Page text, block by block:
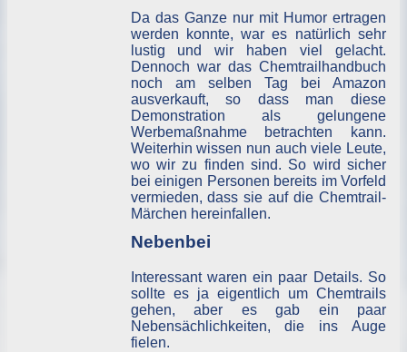
Da das Ganze nur mit Humor ertragen
werden konnte, war es natürlich sehr
lustig und wir haben viel gelacht.
Dennoch war das Chemtrailhandbuch
noch am selben Tag bei Amazon
ausverkauft, so dass man diese
Demonstration als gelungene
Werbemaßnahme betrachten kann.
Weiterhin wissen nun auch viele Leute,
wo wir zu finden sind. So wird sicher
bei einigen Personen bereits im Vorfeld
vermieden, dass sie auf die Chemtrail-
Märchen hereinfallen.
Nebenbei
Interessant waren ein paar Details. So
sollte es ja eigentlich um Chemtrails
gehen, aber es gab ein paar
Nebensächlichkeiten, die ins Auge
fielen.